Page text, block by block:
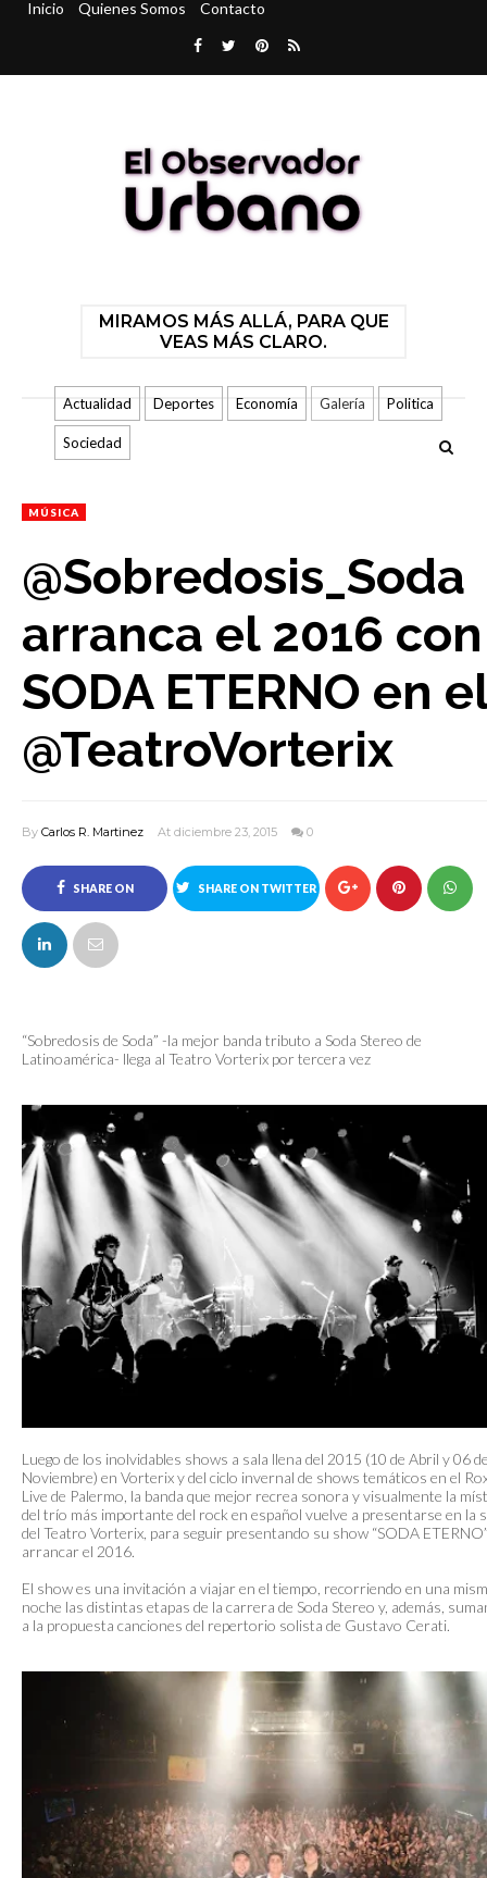
Inicio Quienes Somos Contacto
MIRAMOS MÁS ALLÁ, PARA QUE
VEAS MÁS CLARO.
Actualidad Deportes Economía Galería Politica
Sociedad
MÚSICA
@Sobredosis_Soda
arranca el 2016 con
SODA ETERNO en
@TeatroVorterix
By Carlos R. Martinez At diciembre 23, 2015 0
SHARE ON
FACEBOOK
SHARE ON TWITTER
“Sobredosis de Soda” -la mejor banda tributo a Soda Stereo de
Latinoamérica- llega al Teatro Vorterix por tercera vez
Luego de los inolvidables shows a sala llena del 2015 (10 de Abril y 06
Noviembre) en Vorterix y del ciclo invernal de shows temáticos en el
Live de Palermo, la banda que mejor recrea sonora y visualmente la
del trío más importante del rock en español vuelve a presentarse en la
del Teatro Vorterix, para seguir presentando su show “SODA
arrancar el 2016.
El show es una invitación a viajar en el tiempo, recorriendo en una
noche las distintas etapas de la carrera de Soda Stereo y, además,
a la propuesta canciones del repertorio solista de Gustavo Cerati.